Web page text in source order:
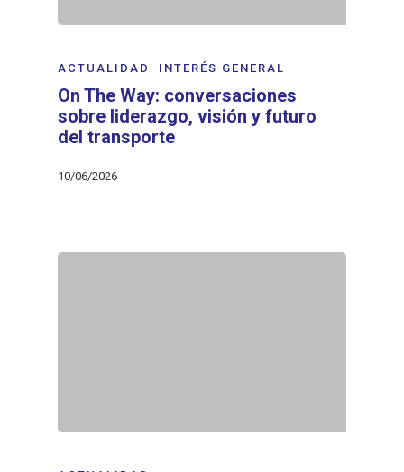
ACTUALIDAD INTERÉS GENERAL
On The Way: conversaciones
sobre liderazgo, visión y futuro
del transporte
10/06/2026